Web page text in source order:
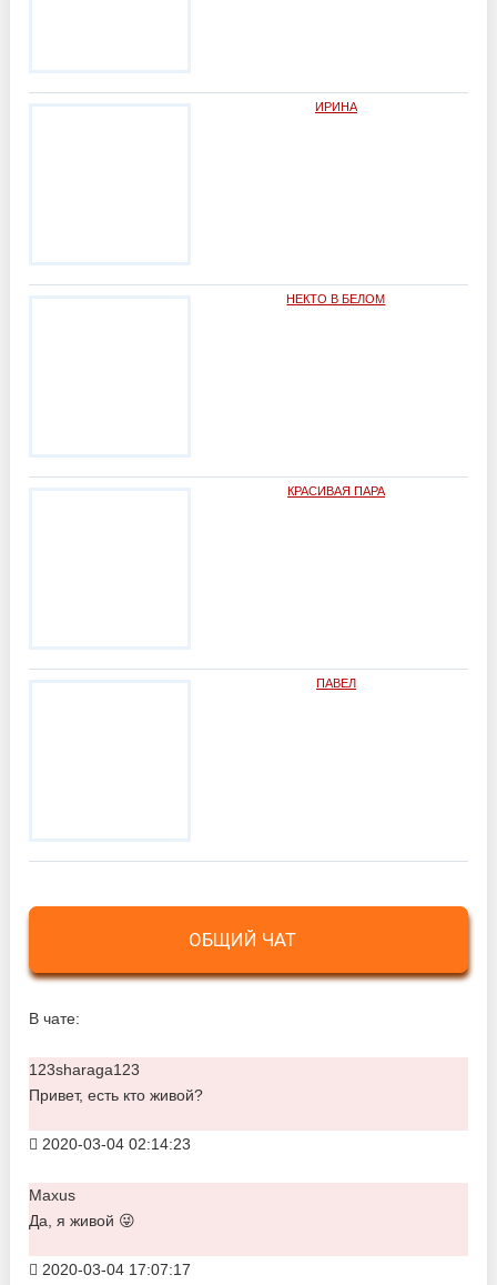
ИРИНА
НЕКТО В БЕЛОМ
КРАСИВАЯ ПАРА
ПАВЕЛ
ОБЩИЙ ЧАТ
В чате:
123sharaga123
Привет, есть кто живой?
2020-03-04 02:14:23
Maxus
Да, я живой 😜
2020-03-04 17:07:17